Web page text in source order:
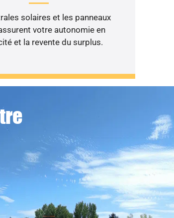
solaires et les panneaux
votre autonomie en
et la revente du surplus.